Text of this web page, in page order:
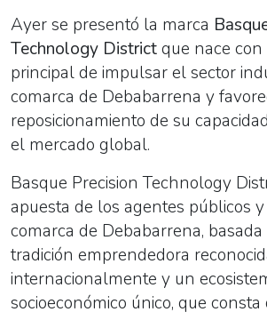
Ayer se presentó la marca
Technology Districtque nace
principal de impulsar el sector
comarca de Debabarrena y
reposicionamiento de su
el mercado global.
Basque Precision Technology
apuesta de los agentes públicos
comarca de Debabarrena,
tradición emprendedora
internacionalmente y un
socioeconómico único, que consta